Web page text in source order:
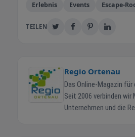
Erlebnis Events Escape-
TEILEN
Regio Ortenau
Das Online-Magazin für
Seit 2006 verbinden wir
Unternehmen und die